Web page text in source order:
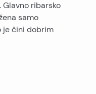
Glavno ribarsko
samo
je čini dobrim